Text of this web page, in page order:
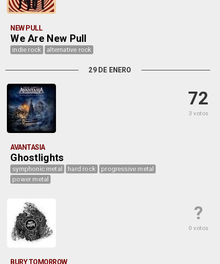
NEW PULL
We Are New Pull
indie rock alternative rock
29 DE ENERO
72
3 votos
AVANTASIA
Ghostlights
symphonic metal hard rock
progressive metal
power metal
?
0 votos
BURY TOMORROW